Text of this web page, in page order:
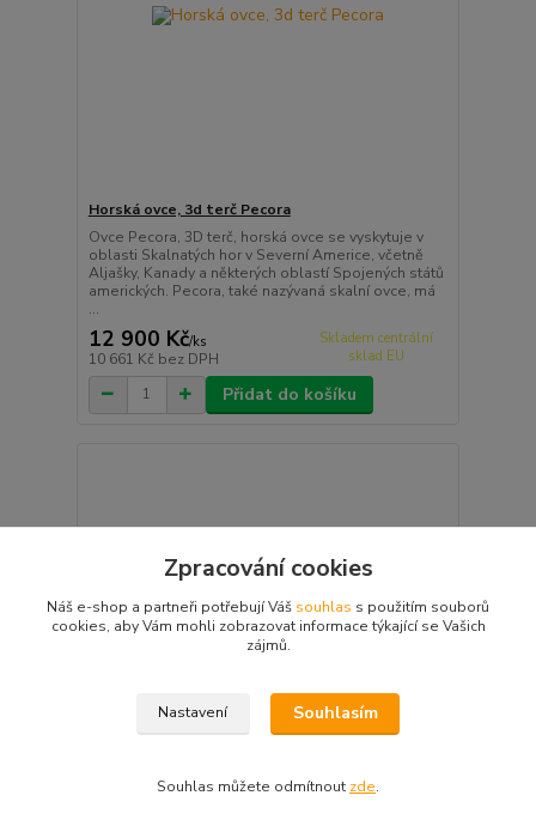
Horská ovce, 3d terč Pecora
Ovce Pecora, 3D terč, horská ovce se vyskytuje v
oblasti Skalnatých hor v Severní Americe, včetně
Aljašky, Kanady a některých oblastí Spojených států
amerických. Pecora, také nazývaná skalní ovce, má
...
12 900 Kč/ks
10 661 Kč bez DPH
Skladem centrální
sklad EU
Přidat do košíku
Zpracování cookies
Náš e-shop a partneři potřebují Váš souhlas s použitím souborů
cookies, aby Vám mohli zobrazovat informace týkající se Vašich
zájmů.
Nastavení Souhlasím
Souhlas můžete odmítnout zde.